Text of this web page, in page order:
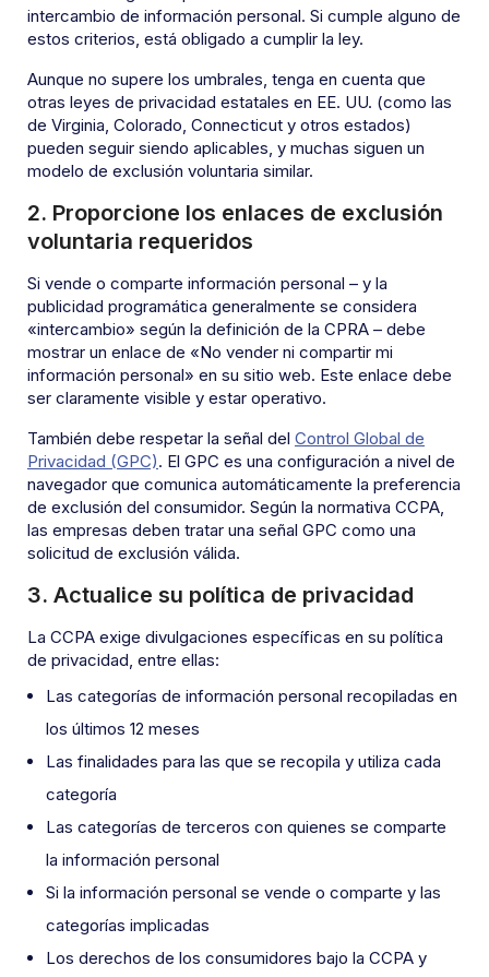
intercambio de información personal. Si cumple alguno de
estos criterios, está obligado a cumplir la ley.
Aunque no supere los umbrales, tenga en cuenta que
otras leyes de privacidad estatales en EE. UU. (como las
de Virginia, Colorado, Connecticut y otros estados)
pueden seguir siendo aplicables, y muchas siguen un
modelo de exclusión voluntaria similar.
2. Proporcione los enlaces de exclusión
voluntaria requeridos
Si vende o comparte información personal – y la
publicidad programática generalmente se considera
«intercambio» según la definición de la CPRA – debe
mostrar un enlace de «No vender ni compartir mi
información personal» en su sitio web. Este enlace debe
ser claramente visible y estar operativo.
También debe respetar la señal del Control Global de
Privacidad (GPC). El GPC es una configuración a nivel de
navegador que comunica automáticamente la preferencia
de exclusión del consumidor. Según la normativa CCPA,
las empresas deben tratar una señal GPC como una
solicitud de exclusión válida.
3. Actualice su política de privacidad
La CCPA exige divulgaciones específicas en su política
de privacidad, entre ellas:
Las categorías de información personal recopiladas en
los últimos 12 meses
Las finalidades para las que se recopila y utiliza cada
categoría
Las categorías de terceros con quienes se comparte
la información personal
Si la información personal se vende o comparte y las
categorías implicadas
Los derechos de los consumidores bajo la CCPA y